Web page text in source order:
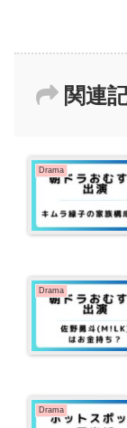
関連
Drama
Drama
Drama